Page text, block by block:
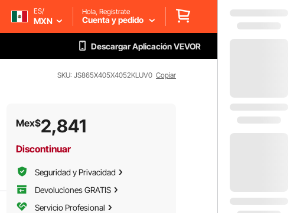
ES/
MXN
Hola, Regístrate
Cuenta y pedido
Descargar Aplicación VEVOR
SKU: JS865X405X4052KLUV0 Copiar
Mex$2,841
Discontinuar
Seguridad y Privacidad
Devoluciones GRATIS
Servicio Profesional